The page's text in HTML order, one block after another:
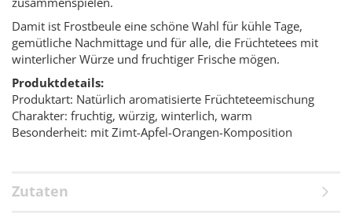
Damit ist Frostbeule eine schöne Wahl für kühle Tage,
gemütliche Nachmittage und für alle, die Früchtetees mit
winterlicher Würze und fruchtiger Frische mögen.
Produktdetails:
Produktart: Natürlich aromatisierte Früchteteemischung
Charakter: fruchtig, würzig, winterlich, warm
Besonderheit: mit Zimt-Apfel-Orangen-Komposition
Zutaten